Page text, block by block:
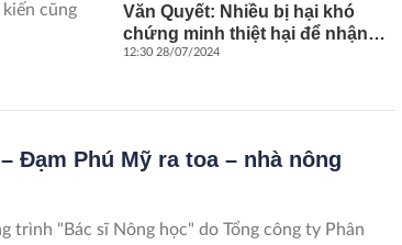
cũng
Văn Quyết: Nhiều bị hại khó
chứng minh thiệt hại để nhận
bồi thường
12:30 28/07/2024
Đạm Phú Mỹ ra toa – nhà nông
trình "Bác sĩ Nông học" do Tổng công ty Phân